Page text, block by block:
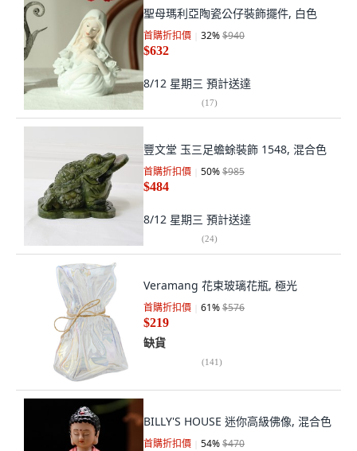
聖母瑪利亞陶瓷公仔裝飾擺件, 白色
首購折扣價 32%$940
$632
8/12 星期三 預計送達
(17)
豐文堂 玉三足蟾蜍裝飾 1548, 混合色
首購折扣價 50%$985
$484
8/12 星期三 預計送達
(24)
Veramang 花束玻璃花瓶, 極光
首購折扣價 61%$576
$219
缺貨
(141)
BILLY'S HOUSE 迷你高級佛像, 混合色
首購折扣價 54%$470